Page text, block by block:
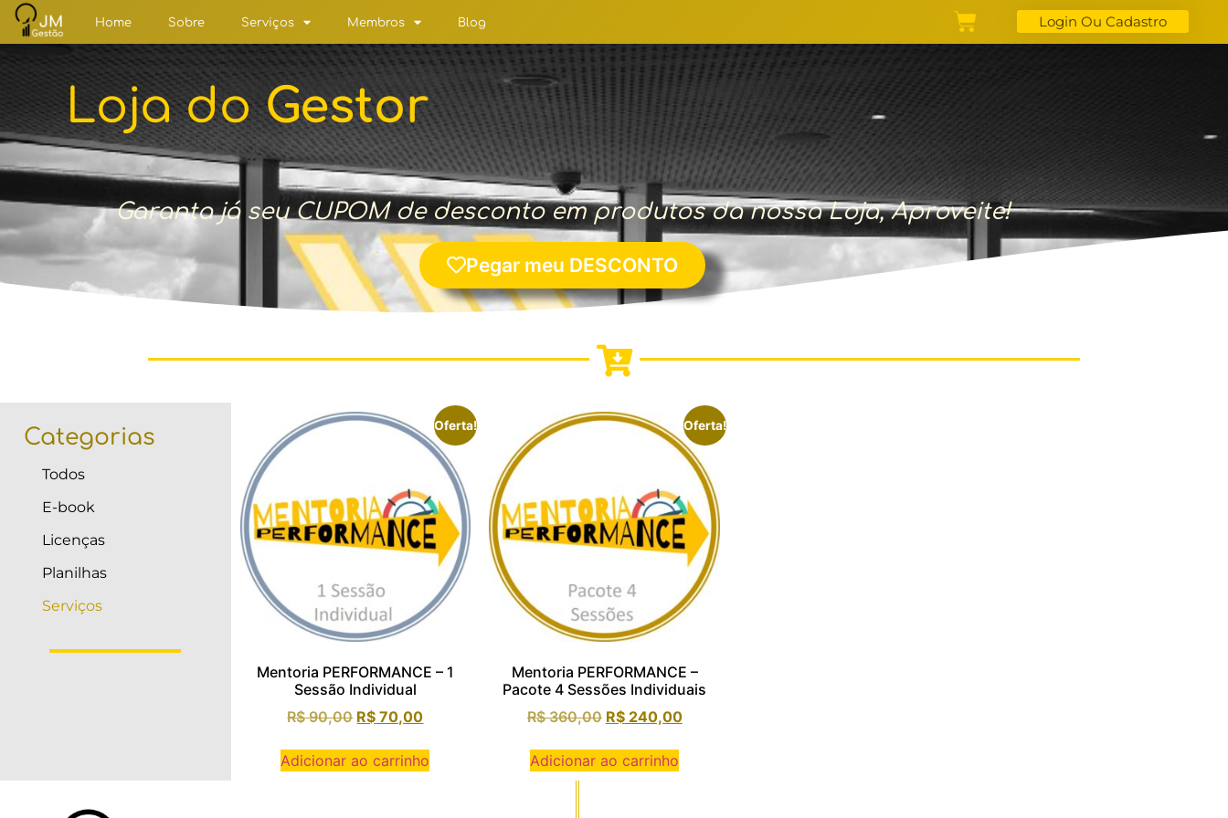
Home Sobre Serviços Membros Blog Login Ou Cadastro
Loja doGestor
Garanta já seu CUPOM de desconto em produtos da nossa Loja, Aproveite!
Pegar meu DESCONTO
Categorias
Todos
E-book
Licenças
Planilhas
Serviços
Oferta!
Mentoria PERFORMANCE – 1
Sessão Individual
R$90,00 R$ 70,00
Adicionar ao carrinho
Oferta!
Mentoria PERFORMANCE –
Pacote 4 Sessões Individuais
R$360,00 R$240,00
Adicionar ao carrinho